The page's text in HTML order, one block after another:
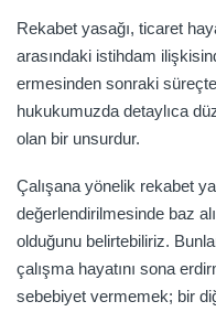
Rekabet yasağı, ticaret
arasındaki istihdam
ermesinden sonraki
hukukumuzda detaylıca
olan bir unsurdur.
Çalışana yönelik rekabet
değerlendirilmesinde baz
olduğunu belirtebiliriz.
çalışma hayatını sona
sebebiyet vermemek; bir